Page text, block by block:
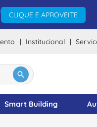
CLIQUE E APROVEITE
Institucional
Smart Building